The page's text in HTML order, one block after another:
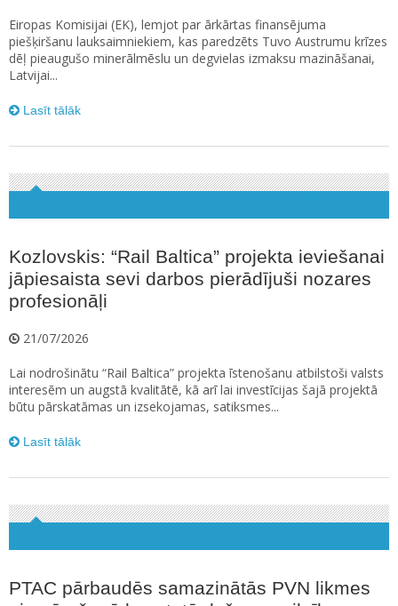
Eiropas Komisijai (EK), lemjot par ārkārtas finansējuma
piešķiršanu lauksaimniekiem, kas paredzēts Tuvo Austrumu krīzes
dēļ pieaugušo minerālmēslu un degvielas izmaksu mazināšanai,
Latvijai...
Lasīt tālāk
Kozlovskis: “Rail Baltica” projekta ieviešanai
jāpiesaista sevi darbos pierādījuši nozares
profesionāļi
21/07/2026
Lai nodrošinātu “Rail Baltica” projekta īstenošanu atbilstoši valsts
interesēm un augstā kvalitātē, kā arī lai investīcijas šajā projektā
būtu pārskatāmas un izsekojamas, satiksmes...
Lasīt tālāk
PTAC pārbaudēs samazinātās PVN likmes